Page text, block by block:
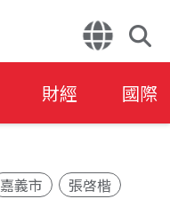
財經 國際
嘉義市 張啓楷